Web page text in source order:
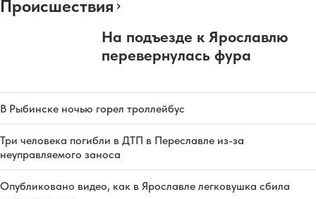
Происшествия
На подъезде к Ярославлю
перевернулась фура
В Рыбинске ночью горел троллейбус
Три человека погибли в ДТП в Переславле из-за
неуправляемого заноса
Опубликовано видео, как в Ярославле легковушка сбила